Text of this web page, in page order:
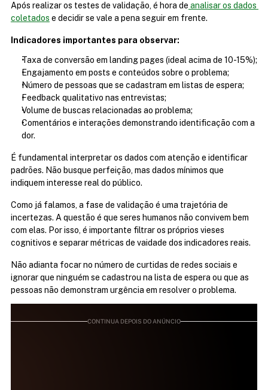
Após realizar os testes de validação, é hora de analisar os dados
coletados e decidir se vale a pena seguir em frente.
Indicadores importantes para observar:
Taxa de conversão em landing pages (ideal acima de 10-15%);
Engajamento em posts e conteúdos sobre o problema;
Número de pessoas que se cadastram em listas de espera;
Feedback qualitativo nas entrevistas;
Volume de buscas relacionadas ao problema;
Comentários e interações demonstrando identificação com a
dor.
É fundamental interpretar os dados com atenção e identificar
padrões. Não busque perfeição, mas dados mínimos que
indiquem interesse real do público.
Como já falamos, a fase de validação é uma trajetória de
incertezas. A questão é que seres humanos não convivem bem
com elas. Por isso, é importante filtrar os próprios vieses
cognitivos e separar métricas de vaidade dos indicadores reais.
Não adianta focar no número de curtidas de redes sociais e
ignorar que ninguém se cadastrou na lista de espera ou que as
pessoas não demonstram urgência em resolver o problema.
CONTINUA DEPOIS DO ANÚNCIO